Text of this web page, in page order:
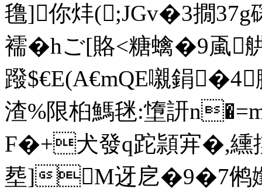
氇]你炐(;JGv�3撊37 g
襦�hご[賂<糖蠄�9
蹳$ €E(A€mQE嚫鋗
渣%限桕鰢毩:墯訮
F�+犬發q跎頴宑�,
塟]M迓戹�9�7鸺